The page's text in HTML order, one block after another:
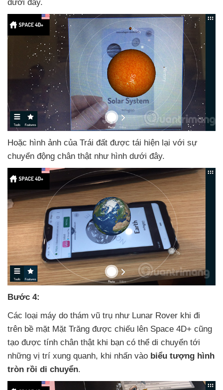
dưới đây.
Hoặc hình ảnh của Trái đất được tái hiện lại với sự
chuyển động chân thật như hình dưới đây.
Bước 4:
Các loại máy do thám vũ trụ như Lunar Rover khi đi
trên bề mặt Mặt Trăng được chiếu lên Space 4D+ cũng
tạo được tính chân thật khi bạn có thể di chuyển tới
những vị trí xung quanh, khi nhấn vào biểu tượng hình
tròn rồi di chuyển.